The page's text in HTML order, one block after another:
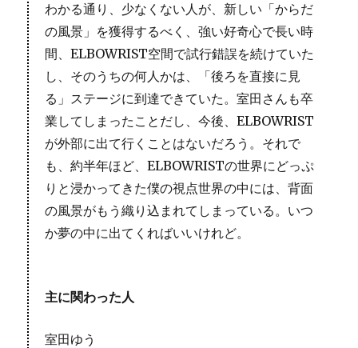
わかる通り、少なくない人が、新しい「からだ
の風景」を獲得するべく、強い好奇心で長い時
間、ELBOWRIST空間で試行錯誤を続けていた
し、そのうちの何人かは、「後ろを直接に見
る」ステージに到達できていた。室田さんも卒
業してしまったことだし、今後、ELBOWRIST
が外部に出て行くことはないだろう。それで
も、約半年ほど、ELBOWRISTの世界にどっぷ
りと浸かってきた僕の視点世界の中には、背面
の風景がもう織り込まれてしまっている。いつ
か夢の中に出てくればいいけれど。
主に関わった人
室田ゆう